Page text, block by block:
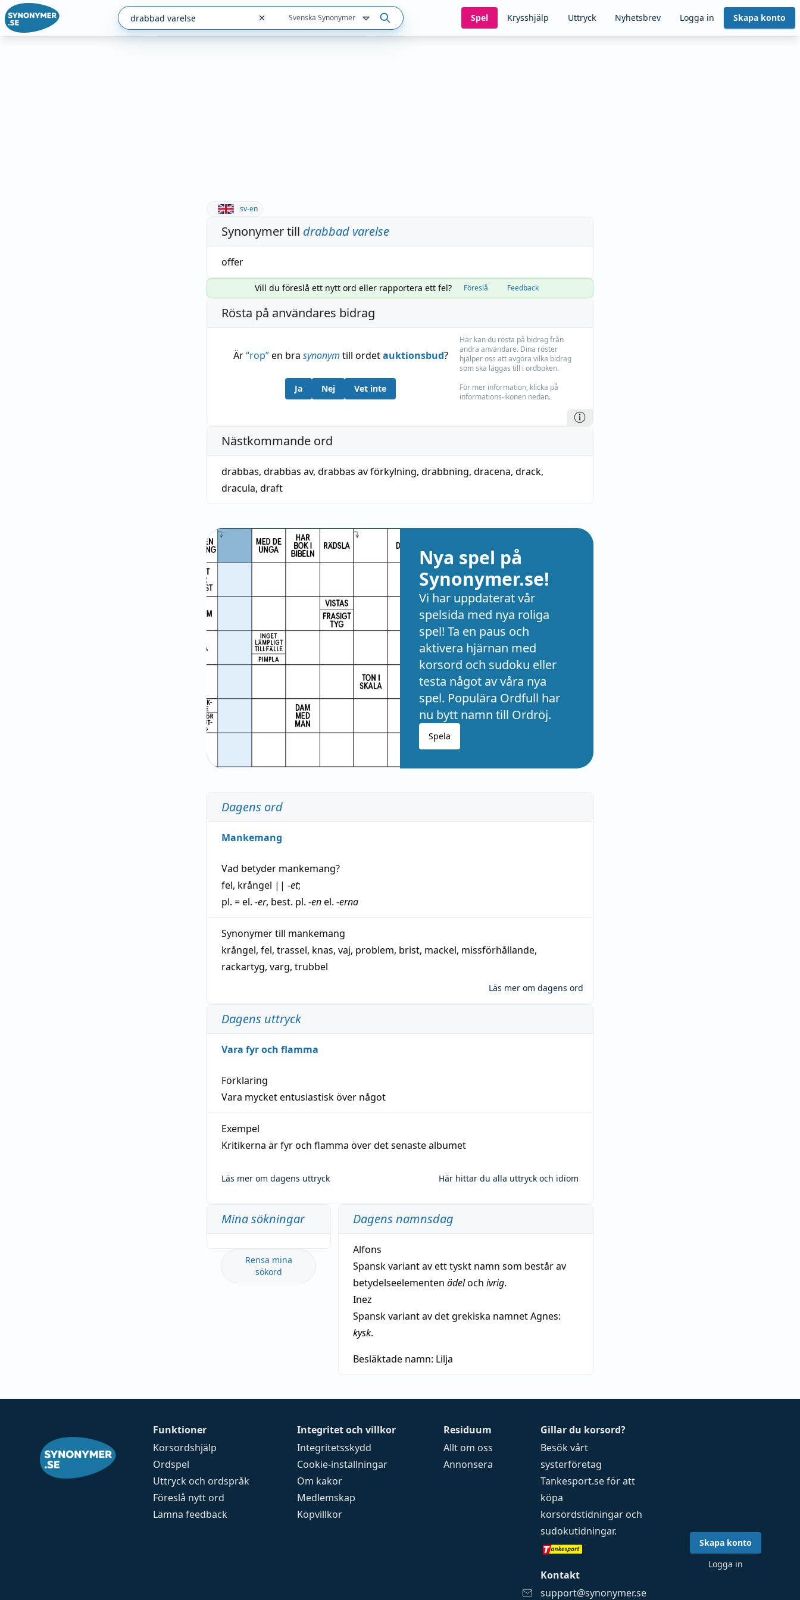
Svenska Synonymer Spel Krysshjälp Uttryck Nyhetsbrev Logga in Skapa konto
sv-en
Synonymer till drabbad varelse
offer
Vill du föreslå ett nytt ord eller rapportera ett fel? Föreslå Feedback
Rösta på användares bidrag
Är“rop”en bra synonym till ordetauktionsbud?
Ja Nej Vet inte
Här kan du rösta på bidrag från
andra användare. Dina röster
hjälper oss att avgöra vilka bidrag
som ska läggas till i ordboken.
För mer information, klicka på
informations-ikonen nedan.
Nästkommande ord
drabbas, drabbas av, drabbas av förkylning, drabbning, dracena, drack,
dracula, draft
Nya spel på
Synonymer.se!
Vi har uppdaterat vår
spelsida med nya roliga
spel! Ta en paus och
aktivera hjärnan med
korsord och sudoku eller
testa något av våra nya
spel. Populära Ordfull har
nu bytt namn till Ordröj.
Spela
Dagens ord
Mankemang
Vad betyder mankemang?
fel, krångel || -et;
pl. = el. -er, best. pl. -enel. -erna
Synonymer till mankemang
krångel, fel, trassel, knas, vaj, problem, brist, mackel, missförhållande,
rackartyg, varg, trubbel
Läs mer om dagens ord
Dagens uttryck
Vara fyr och flamma
Förklaring
Vara mycket entusiastisk över något
Exempel
Kritikerna är fyr och flamma över det senaste albumet
Läs mer om dagens uttryck Här hittar du alla uttryck och idiom
Mina sökningar
Rensa mina
sökord
Dagens namnsdag
Alfons
Spansk variant av ett tyskt namn som består av
betydelseelementen ädeloch ivrig.
Inez
Spansk variant av det grekiska namnet Agnes:
kysk.
Besläktade namn: Lilja
Funktioner
Korsordshjälp
Ordspel
Uttryck och ordspråk
Föreslå nytt ord
Lämna feedback
Integritet och villkor
Integritetsskydd
Cookie-inställningar
Om kakor
Medlemskap
Köpvillkor
Residuum
Allt om oss
Annonsera
Gillar du korsord?
Besök vårt
systerföretag
Tankesport.seför att
köpa
korsordstidningar och
sudokutidningar.
Kontakt
support@synonymer.se
Skapa konto
Logga in